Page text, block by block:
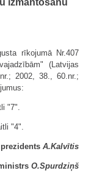
izmantošanu
rīkojumā Nr.407
(Latvijas
2002, 38., 60.nr.;
"7".
"4".
A.Kalvītis
O.Spurdziņš